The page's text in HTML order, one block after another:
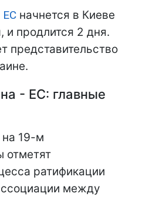
ЕС начнется в Киеве
и продлится 2 дня.
представительство
- ЕС: главные
на 19-м
отметят
ратификации
между